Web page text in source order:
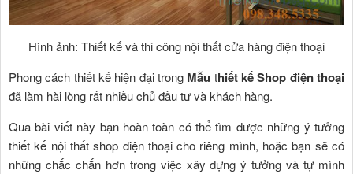
Hình ảnh: Thiết kế và thi công nội thất cửa hàng điện thoại
Phong cách thiết kế hiện đại trong Mẫu thiết kếShop điện thoại
đã làm hài lòng rất nhiều chủ đầu tư và khách hàng.
Qua bài viết này bạn hoàn toàn có thể tìm được những ý tưởng
thiết kế nội thất shop điện thoại cho riêng mình, hoặc bạn sẽ có
những chắc chắn hơn trong việc xây dựng ý tưởng và tự mình